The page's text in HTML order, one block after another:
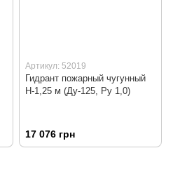
Артикул: 52019
Гидрант пожарный чугунный
Н-1,25 м (Ду-125, Ру 1,0)
17 076 грн